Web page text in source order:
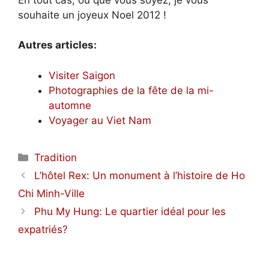
souhaite un joyeux Noel 2012 !
Autres articles:
Visiter Saigon
Photographies de la fête de la mi-
automne
Voyager au Viet Nam
Catégories
Tradition
L’hôtel Rex: Un monument à l’histoire de Ho
Chi Minh-Ville
Phu My Hung: Le quartier idéal pour les
expatriés?